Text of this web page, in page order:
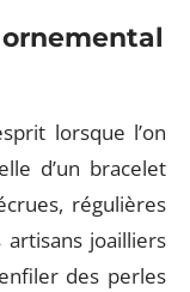
lorsque l’on
d’un bracelet
régulières
joailliers
des perles